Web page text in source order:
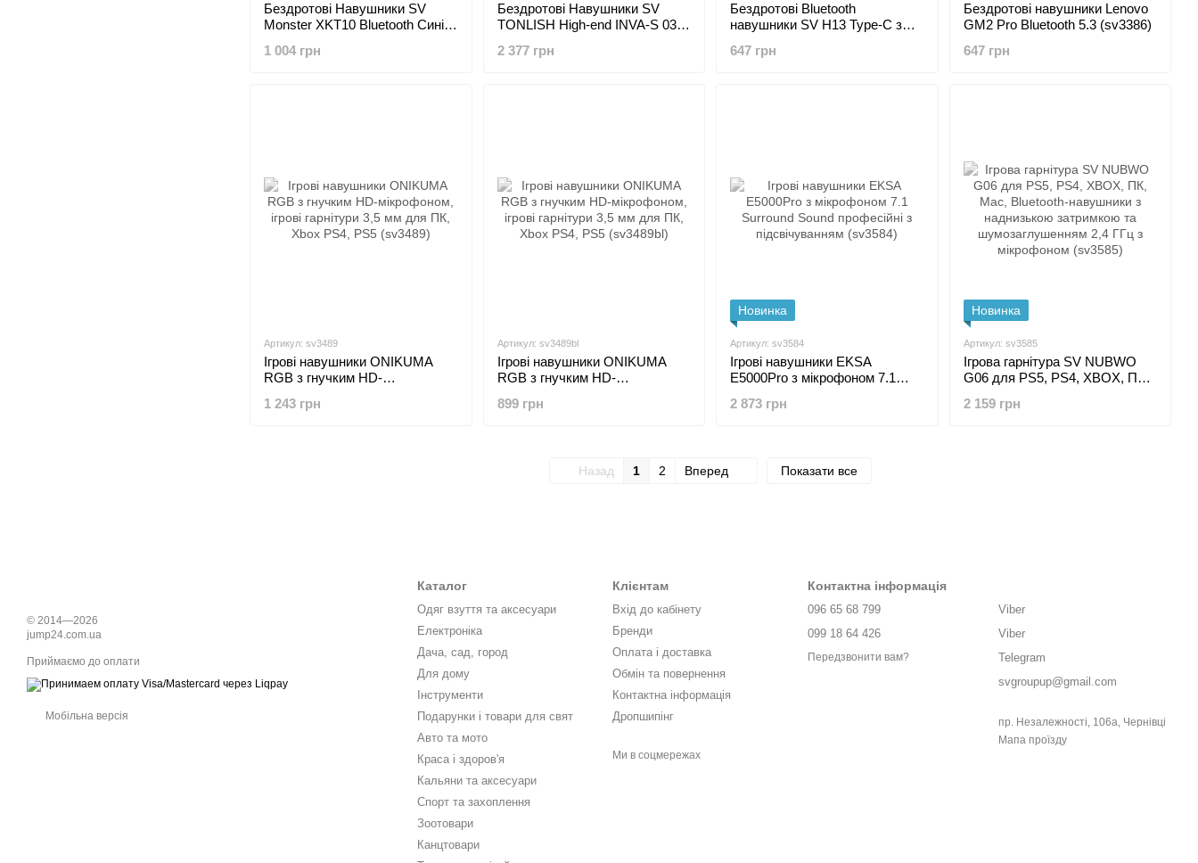
Бездротові Навушники SV
Monster XKT10 Bluetooth Синій
1 004 грн
Бездротові Навушники SV
TONLISH High-end INVA-S 03
вкладишами, що обертаються
2 377 грн
Бездротові Bluetooth
навушники SV H13 Type-C з
647 грн
Бездротові навушники Lenovo
GM2 Pro Bluetooth 5.3 (sv3386)
647 грн
Артикул: sv3489
Ігрові навушники ONIKUMA
RGB з гнучким HD-
мм для ПК, Xbox PS4, PS5
1 243 грн
Артикул: sv3489bl
Ігрові навушники ONIKUMA
RGB з гнучким HD-
мм для ПК, Xbox PS4, PS5
899 грн
Новинка
Артикул: sv3584
Ігрові навушники EKSA
E5000Pro з мікрофоном 7.1
підсвічуванням (sv3584)
2 873 грн
Новинка
Артикул: sv3585
Ігрова гарнітура SV NUBWO
G06 для PS5, PS4, XBOX, ПК,
наднизькою затримкою та
2 159 грн
Назад 1 2 Вперед Показати все
© 2014—2026
jump24.com.ua
Приймаємо до оплати
Мобільна версія
Каталог
Одяг взуття та аксесуари
Електронiка
Дача, сад, город
Для дому
Інструменти
Подарунки і товари для свят
Авто та мото
Краса і здоров'я
Кальяни та аксесуари
Спорт та захоплення
Зоотовари
Канцтовари
Клієнтам
Вхід до кабінету
Бренди
Оплата і доставка
Обмін та повернення
Контактна інформація
Дропшипінг
Ми в соцмережах
Контактна інформація
096 65 68 799
099 18 64 426
Передзвонити вам?
Viber
Viber
Telegram
svgroupup@gmail.com
пр. Незалежності, 106а, Чернівці
Мапа проїзду